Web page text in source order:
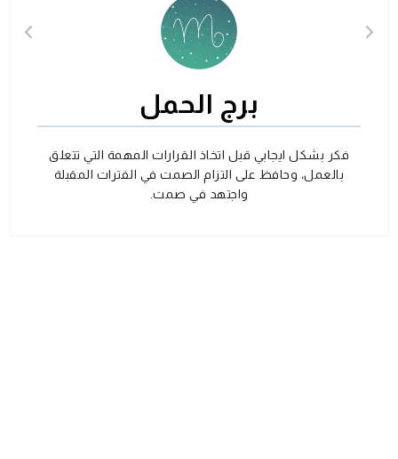
برج الحمل
فكر بشكل ايجابي قبل اتخاذ القرارات المهمة التي تتعلق
بالعمل، وحافظ على التزام الصمت في الفترات المقبلة
واجتهد في صمت.